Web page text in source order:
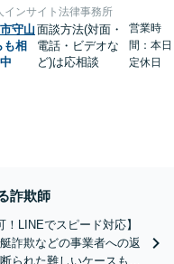
インサイト法律事務所
守山
も相
面談方法(対面・
電話・ビデオな
ど)は応相談
営業時
間：本日
定休日
詐欺師
LINEでスピード対応】
詐欺などの事業者への返
られた難しいケースも解